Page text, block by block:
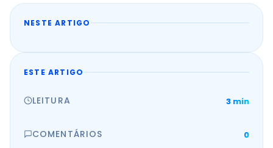
NESTE ARTIGO
ESTE ARTIGO
LEITURA 3 min
COMENTÁRIOS 0